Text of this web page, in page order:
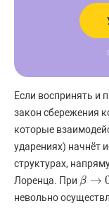
Если воспринять и
закон сбережения
которые
ударениях) начнёт
структурах,
Лоренца. При β →
β→0
невольно